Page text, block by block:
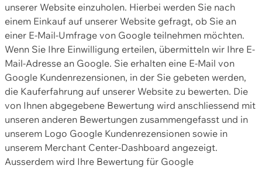
unserer Website einzuholen. Hierbei werden Sie nach
einem Einkauf auf unserer Website gefragt, ob Sie an
einer E-Mail-Umfrage von Google teilnehmen möchten.
Wenn Sie Ihre Einwilligung erteilen, übermitteln wir Ihre E-
Mail-Adresse an Google. Sie erhalten eine E-Mail von
Google Kundenrezensionen, in der Sie gebeten werden,
die Kauferfahrung auf unserer Website zu bewerten. Die
von Ihnen abgegebene Bewertung wird anschliessend mit
unseren anderen Bewertungen zusammengefasst und in
unserem Logo Google Kundenrezensionen sowie in
unserem Merchant Center-Dashboard angezeigt.
Ausserdem wird Ihre Bewertung für Google